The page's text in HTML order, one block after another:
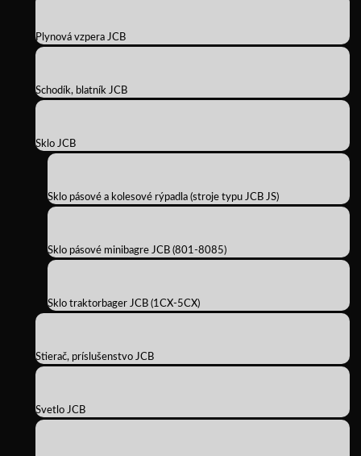
Plynová vzpera JCB
Schodík, blatník JCB
Sklo JCB
Sklo pásové a kolesové rýpadla (stroje typu JCB JS)
Sklo pásové minibagre JCB (801-8085)
Sklo traktorbager JCB (1CX-5CX)
Stierač, príslušenstvo JCB
Svetlo JCB